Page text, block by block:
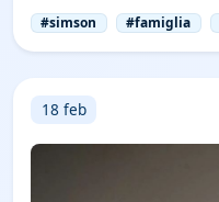
#simson #famiglia
18 feb